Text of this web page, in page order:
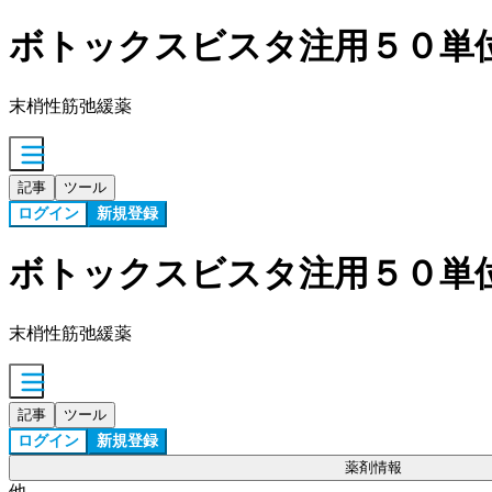
ボトックスビスタ注用５０単
末梢性筋弛緩薬
記事 ツール
ログイン 新規登録
ボトックスビスタ注用５０単
末梢性筋弛緩薬
記事 ツール
ログイン 新規登録
薬剤情報